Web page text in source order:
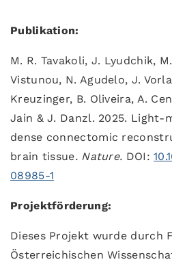
Publikation:
M. R. Tavakoli, J. Lyudchik,
Vistunou, N. Agudelo, J.
Kreuzinger, B. Oliveira, A.
Jain & J. Danzl. 2025. Light-
dense connectomic
brain tissue. Nature. DOI:
08985-1
Projektförderung:
Dieses Projekt wurde durch
Österreichischen